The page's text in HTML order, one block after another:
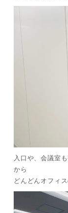
入口や、会議室
から
どんどんオフィ